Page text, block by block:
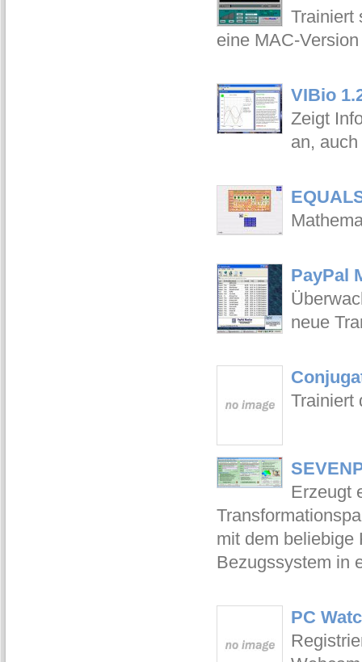
Trainiert
eine MAC-
VIBio
Zeigt
an,
PayPal
neue
Trainiert
Erzeugt
mit dem beliebige
Bezugssystem in
PC